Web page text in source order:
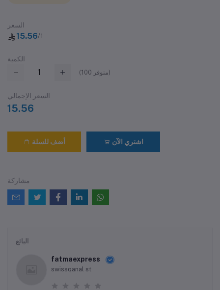
السعر
15.56/1
الكمية
(100 متوفر)
السعر الإجمالي
15.56
أضف للسلة اشتري الآن
مشاركة
البائع
fatmaexpress
swissqanal st